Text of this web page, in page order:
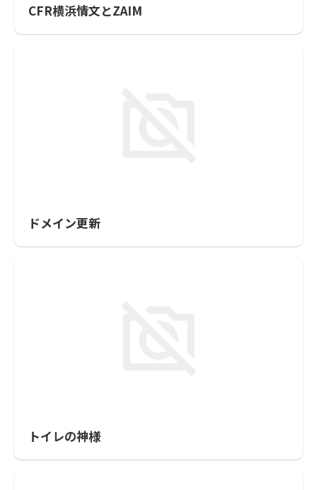
CFR横浜情文とZAIM
ドメイン更新
トイレの神様